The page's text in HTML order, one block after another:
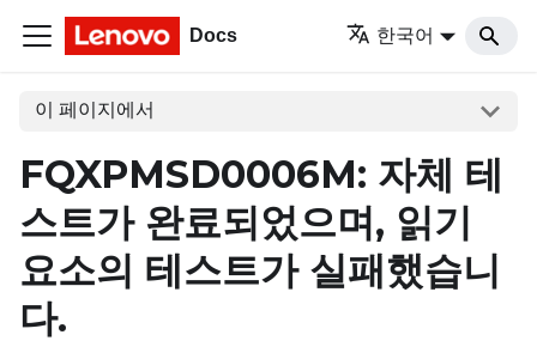
Docs 한국어
이 페이지에서
FQXPMSD0006M: 자체 테
스트가 완료되었으며, 읽기
요소의 테스트가 실패했습니
다.